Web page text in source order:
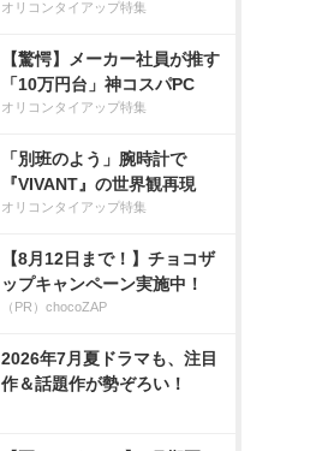
オリコンタイアップ特集
【驚愕】メーカー社員が推す
「10万円台」神コスパPC
オリコンタイアップ特集
「別班のよう」腕時計で
『VIVANT』の世界観再現
オリコンタイアップ特集
【8月12日まで！】チョコザ
ップキャンペーン実施中！
（PR）chocoZAP
2026年7月夏ドラマも、注目
作＆話題作が勢ぞろい！